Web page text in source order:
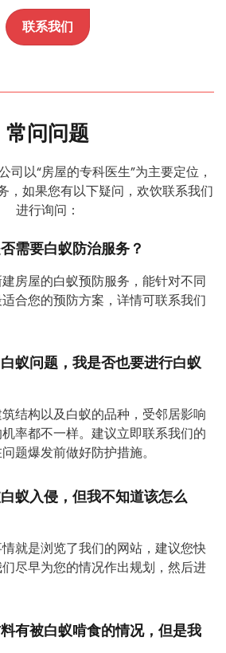
联系我们
常问问题
司以“房屋的专科医生”为主要定位，
，如果您有以下疑问，欢饮联系我们
进行询问：
需要白蚁防治服务？
房屋的白蚁预防服务，能针对不同
合您的预防方案，详情可联系我们
蚁问题，我是否也要进行白蚁
结构以及白蚁的品种，受邻居影响
率都不一样。建议立即联系我们的
题爆发前做好防护措施。
蚁入侵，但我不知道该怎么
就是浏览了我们的网站，建议您快
尽早为您的情况作出规划，然后进
有被白蚁啃食的情况，但是我